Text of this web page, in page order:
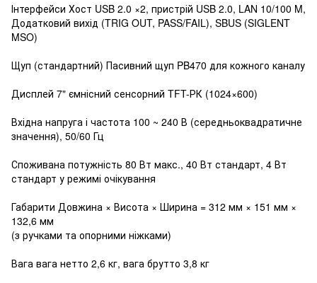
Інтерфейси Хост USB 2.0 ×2, пристрій USB 2.0, LAN 10/100 M,
Додатковий вихід (TRIG OUT, PASS/FAIL), SBUS (SIGLENT
MSO)
Щуп (стандартний) Пасивний щуп PB470 для кожного каналу
Дисплей 7" ємнісний сенсорний TFT-РК (1024×600)
Вхідна напруга і частота 100 ~ 240 В (середньоквадратичне
значення), 50/60 Гц
Споживана потужність 80 Вт макс., 40 Вт стандарт, 4 Вт
стандарт у режимі очікування
Габарити Довжина × Висота × Ширина = 312 мм × 151 мм ×
132,6 мм
(з ручками та опорними ніжками)
Вага вага нетто 2,6 кг, вага брутто 3,8 кг